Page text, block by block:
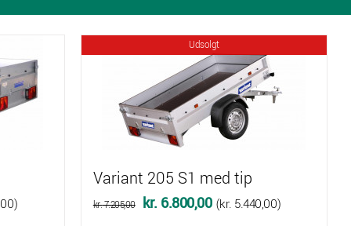
)
Udsolgt
Variant 205 S1 med tip
kr.7.205,00
Den
kr. 6.800,00Den
(kr. 5.440,00)